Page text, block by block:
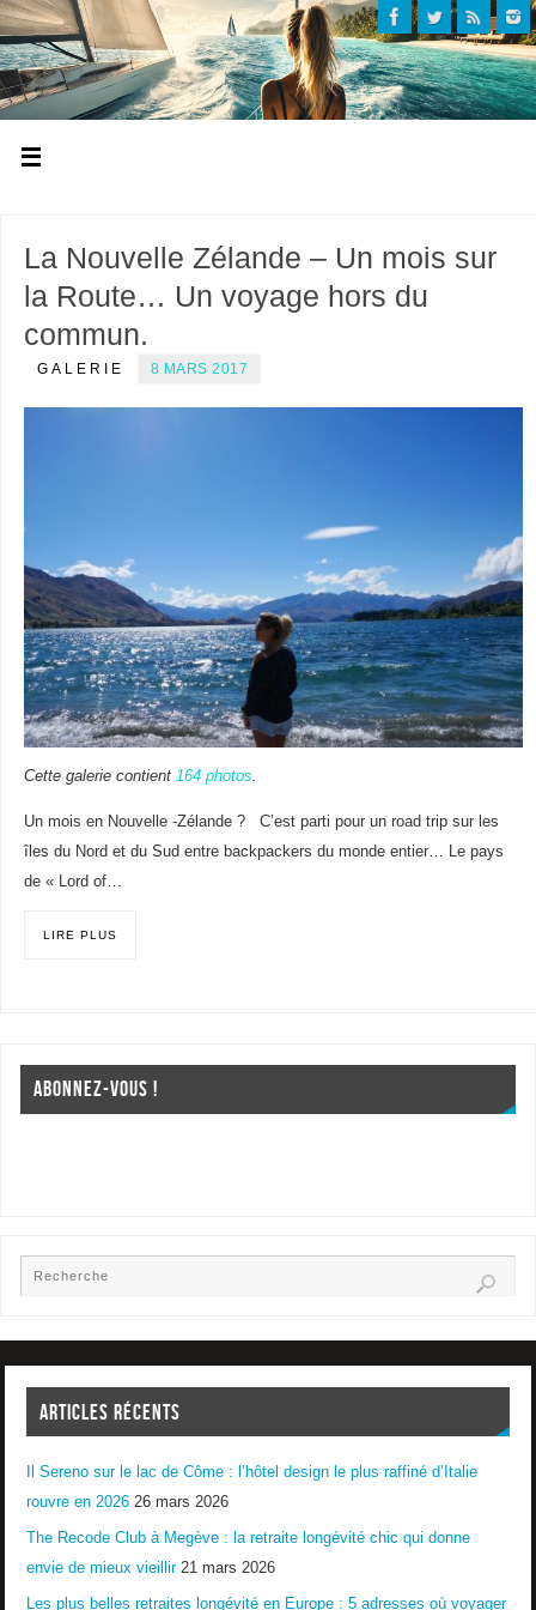
La Nouvelle Zélande – Un mois sur
la Route… Un voyage hors du
commun.
GALERIE 8 MARS 2017
Cette galerie contient 164 photos
Un mois en Nouvelle -Zélande ? C’est parti pour un road trip sur les
îles du Nord et du Sud entre backpackers du monde entier… Le pays
de « Lord of…
LIRE PLUS
ABONNEZ-VOUS !
ARTICLES RÉCENTS
Il Sereno sur le lac de Côme : l’hôtel design le plus raffiné d’Italie
rouvre en 2026 26 mars 2026
The Recode Club à Megève : la retraite longévité chic qui donne
envie de mieux vieillir 21 mars 2026
Les plus belles retraites longévité en Europe : 5 adresses où voyager